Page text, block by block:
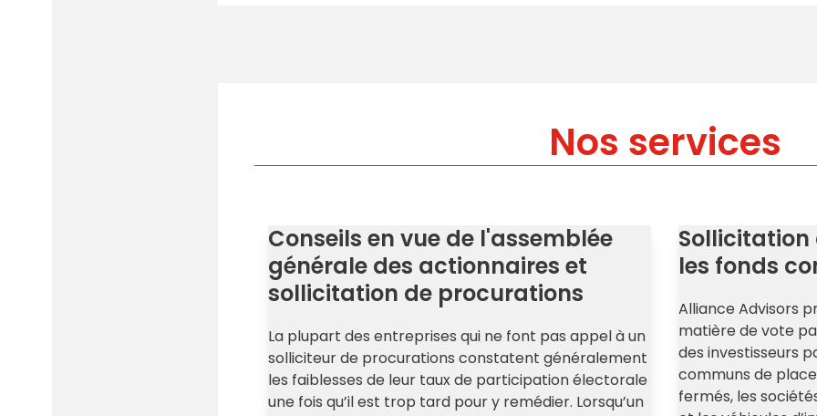
Nos services
Conseils en vue de l'assemblée
générale des actionnaires et
sollicitation de procurations
La plupart des entreprises qui ne font pas appel à un
solliciteur de procurations constatent généralement
les faiblesses de leur taux de participation électorale
une fois qu’il est trop tard pour y remédier. Lorsqu’un
les fonds
Alliance Advisors
matière de vote
des investisseurs
communs de
fermés, les